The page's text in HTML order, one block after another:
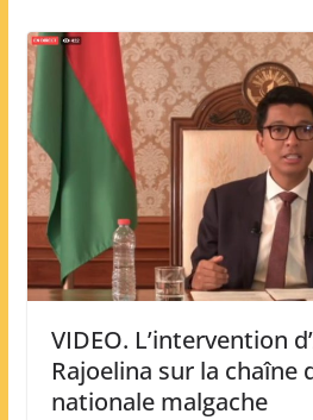
VIDEO. L’intervention
Rajoelina sur la chaîne
nationale malgache